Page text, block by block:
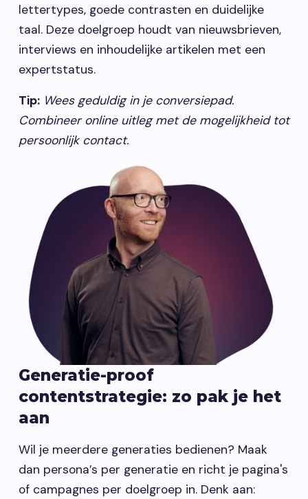
lettertypes, goede contrasten en duidelijke
taal. Deze doelgroep houdt van nieuwsbrieven,
interviews en inhoudelijke artikelen met een
expertstatus.
Tip: Wees geduldig in je conversiepad.
Combineer online uitleg met de mogelijkheid tot
persoonlijk contact.
Generatie-proof
contentstrategie: zo pak je het
aan
Wil je meerdere generaties bedienen? Maak
dan persona’s per generatie en richt je pagina's
of campagnes per doelgroep in. Denk aan: